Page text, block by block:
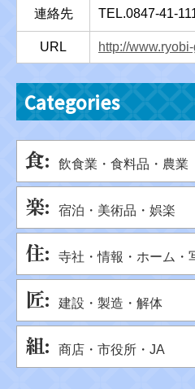
連絡先 TEL.0847-41-
URL http://
Categories
飲食業・食料品・農業
宿泊・美術品・娯楽
寺社・情報・ホーム・
建設・製造・解体
商店・市役所・JA